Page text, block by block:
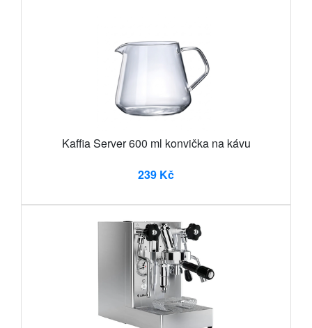
Kaffia Server 600 ml konvička na kávu
239 Kč